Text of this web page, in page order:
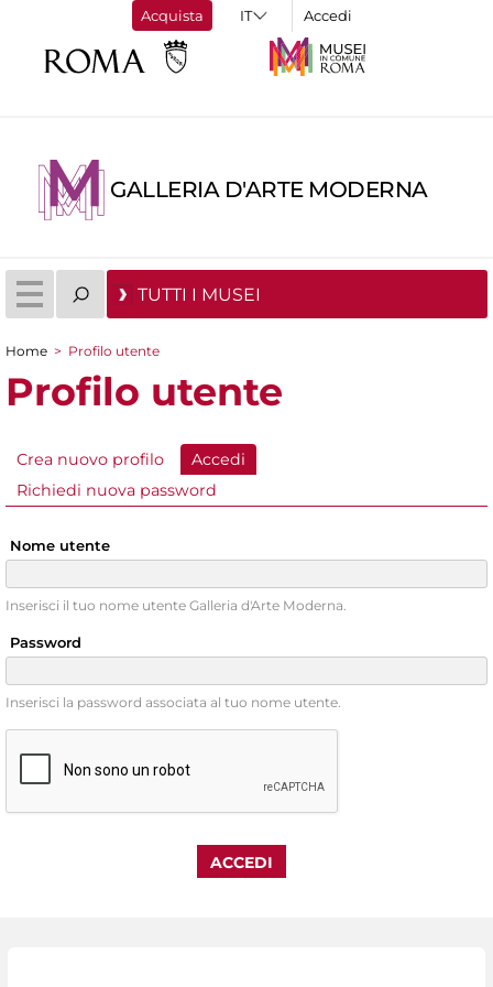
Acquista Accedi
GALLERIA D'ARTE MODERNA
TUTTI I MUSEI
Tu sei qui
Home > Profilo utente
Profilo utente
Schede primarie
Crea nuovo profilo Accedi
Richiedi nuova password
Nome utente
Inserisci il tuo nome utente Galleria d'Arte Moderna.
Password
Inserisci la password associata al tuo nome utente.